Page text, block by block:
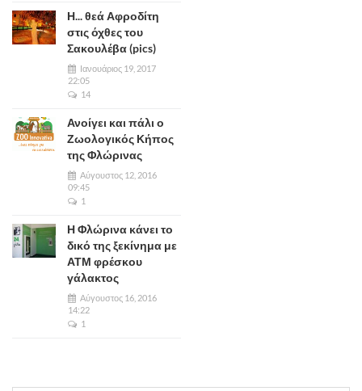
Η... θεά Αφροδίτη
στις όχθες του
Σακουλέβα (pics)
Ιανουάριος 19, 2017
22:05
14
Ανοίγει και πάλι ο
Ζωολογικός Κήπος
της Φλώρινας
Αύγουστος 12, 2016
09:45
1
Η Φλώρινα κάνει το
δικό της ξεκίνημα με
ΑΤΜ φρέσκου
γάλακτος
Αύγουστος 16, 2016
14:22
1